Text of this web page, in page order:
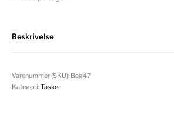
Beskrivelse
Varenummer (SKU): Bag47
Kategori:Tasker